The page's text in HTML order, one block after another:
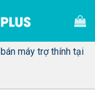
máy trợ thính tại